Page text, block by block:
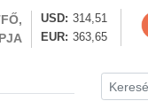
USD
314,51
EUR
363,65